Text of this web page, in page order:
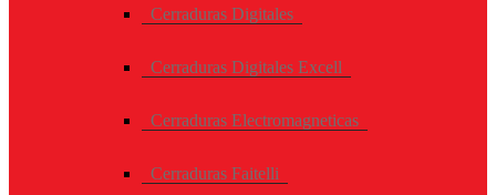
Cerraduras Digitales
Cerraduras Digitales Excell
Cerraduras Electromagneticas
Cerraduras Faitelli